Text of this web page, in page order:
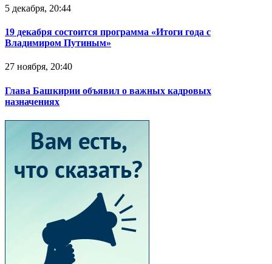
5 декабря, 20:44
19 декабря состоится программа «Итоги года с
Владимиром Путиным»
27 ноября, 20:40
Глава Башкирии объявил о важных кадровых
назначениях